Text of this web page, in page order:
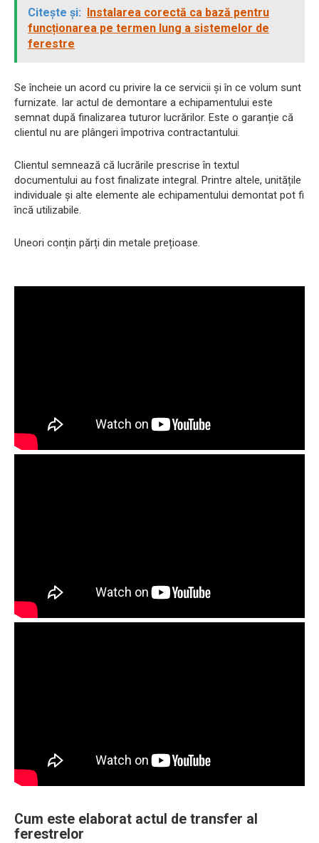
Citește și:
Instalarea corectă ca bază pentru
funcționarea pe termen lung a sistemelor de
ferestre
Se încheie un acord cu privire la ce servicii și în ce volum sunt
furnizate. Iar actul de demontare a echipamentului este
semnat după finalizarea tuturor lucrărilor. Este o garanție că
clientul nu are plângeri împotriva contractantului.
Clientul semnează că lucrările prescrise în textul
documentului au fost finalizate integral. Printre altele, unitățile
individuale și alte elemente ale echipamentului demontat pot fi
încă utilizabile.
Uneori conțin părți din metale prețioase.
Cum este elaborat actul de transfer al
ferestrelor